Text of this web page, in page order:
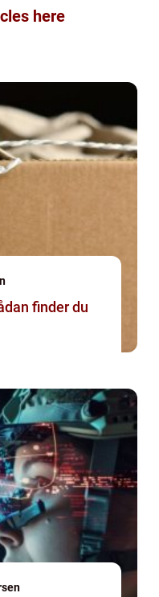
here
finder du